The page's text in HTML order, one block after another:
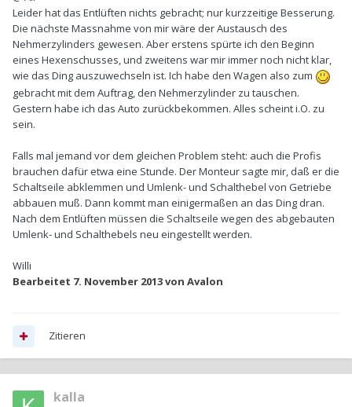
Leider hat das Entlüften nichts gebracht; nur kurzzeitige Besserung.
Die nächste Massnahme von mir wäre der Austausch des
Nehmerzylinders gewesen. Aber erstens spürte ich den Beginn
eines Hexenschusses, und zweitens war mir immer noch nicht klar,
wie das Ding auszuwechseln ist. Ich habe den Wagen also zum
gebracht mit dem Auftrag, den Nehmerzylinder zu tauschen.
Gestern habe ich das Auto zurückbekommen. Alles scheint i.O. zu
sein.
Falls mal jemand vor dem gleichen Problem steht: auch die Profis
brauchen dafür etwa eine Stunde. Der Monteur sagte mir, daß er die
Schaltseile abklemmen und Umlenk- und Schalthebel von Getriebe
abbauen muß. Dann kommt man einigermaßen an das Ding dran.
Nach dem Entlüften müssen die Schaltseile wegen des abgebauten
Umlenk- und Schalthebels neu eingestellt werden.
Willi
Bearbeitet 7. November 2013von Avalon
Zitieren
kalla